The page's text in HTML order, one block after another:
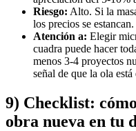
Riesgo: Alto. Si la
los precios se estancan.
Atención a: Elegir
cuadra puede hacer
menos 3-4 proyectos
señal de que la ola está
9) Checklist:
obra nueva en tu